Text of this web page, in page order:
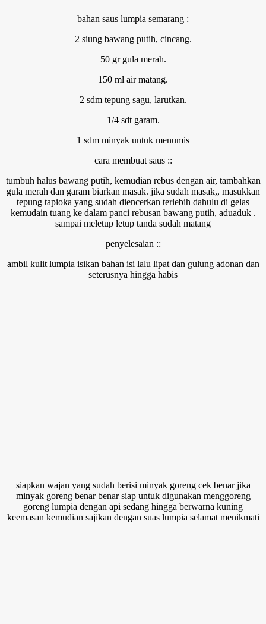
bahan saus lumpia semarang :
2 siung bawang putih, cincang.
50 gr gula merah.
150 ml air matang.
2 sdm tepung sagu, larutkan.
1/4 sdt garam.
1 sdm minyak untuk menumis
cara membuat saus ::
tumbuh halus bawang putih, kemudian rebus dengan air, tambahkan
gula merah dan garam biarkan masak. jika sudah masak,, masukkan
tepung tapioka yang sudah diencerkan terlebih dahulu di gelas
kemudain tuang ke dalam panci rebusan bawang putih, aduaduk .
sampai meletup letup tanda sudah matang
penyelesaian ::
ambil kulit lumpia isikan bahan isi lalu lipat dan gulung adonan dan
seterusnya hingga habis
siapkan wajan yang sudah berisi minyak goreng cek benar jika
minyak goreng benar benar siap untuk digunakan menggoreng
goreng lumpia dengan api sedang hingga berwarna kuning
keemasan kemudian sajikan dengan suas lumpia selamat menikmati